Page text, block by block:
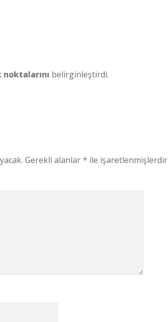
noktalarını belirginleştirdi.
Gerekli alanlar* ile işaretlenmişlerdir